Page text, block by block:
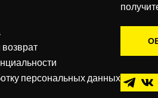
персональных данных